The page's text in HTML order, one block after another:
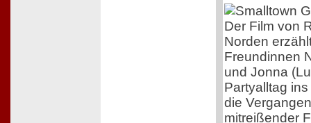
Der Film von
Norden
Freundinnen
und Jonna
Partyalltag
die
mitreißender